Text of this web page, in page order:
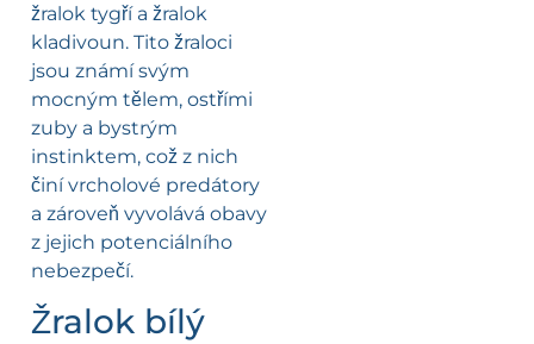
žralok tygří a žralok
kladivoun. Tito žraloci
jsou známí svým
mocným tělem, ostřími
zuby a bystrým
instinktem, což z nich
činí vrcholové predátory
a zároveň vyvolává obavy
z jejich potenciálního
nebezpečí.
Žralok bílý